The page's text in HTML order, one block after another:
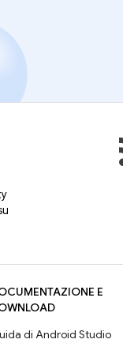
E
di Android Studio